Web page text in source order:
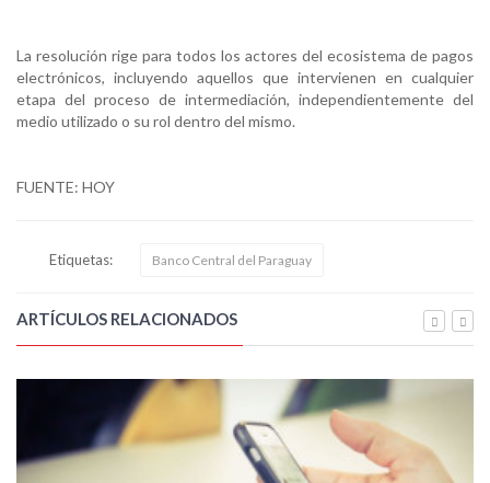
La resolución rige para todos los actores del ecosistema de pagos
electrónicos, incluyendo aquellos que intervienen en cualquier
etapa del proceso de intermediación, independientemente del
medio utilizado o su rol dentro del mismo.
FUENTE: HOY
Etiquetas: Banco Central del Paraguay
ARTÍCULOS RELACIONADOS